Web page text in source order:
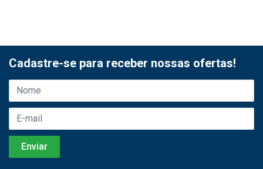
Cadastre-se para receber nossas ofertas!